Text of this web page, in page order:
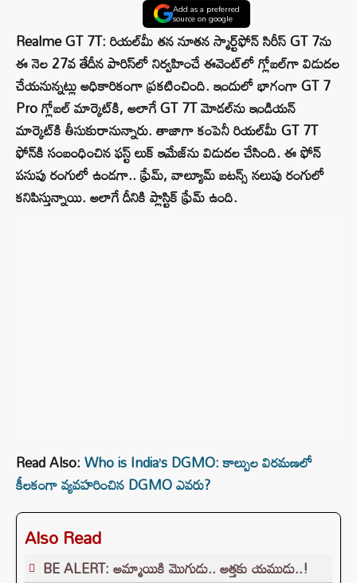
Add as a preferred
source on google
Realme GT 7T: రియల్‌మీ తన నూతన స్మార్ట్‌ఫోన్ సిరీస్ GT 7ను
ఈ నెల 27వ తేదీన పారిస్‌లో నిర్వహించే ఈవెంట్‌లో గ్లోబల్‌గా విడుదల
చేయనున్నట్లు అధికారికంగా ప్రకటించింది. ఇందులో భాగంగా GT 7
Pro గ్లోబల్ మార్కెట్‌కి, అలాగే GT 7T మోడల్‌ను ఇండియన్
మార్కెట్‌కి తీసుకురానున్నారు. తాజాగా కంపెనీ రియల్‌మీ GT 7T
ఫోన్‌కి సంబంధించిన ఫస్ట్ లుక్ ఇమేజ్‌ను విడుదల చేసింది. ఈ ఫోన్
పసుపు రంగులో ఉండగా.. ఫ్రేమ్, వాల్యూమ్ బటన్స్ నలుపు రంగులో
కనిపిస్తున్నాయి. అలాగే దీనికి ప్లాస్టిక్ ఫ్రేమ్ ఉంది.
Read Also:Who is India’s DGMO: కాల్పుల విరమణలో
కీలకంగా వ్యవహరించిన DGMO ఎవరు?
Also Read
BE ALERT: అమ్మాయికి మొగుడు.. అత్తకు యముడు..!